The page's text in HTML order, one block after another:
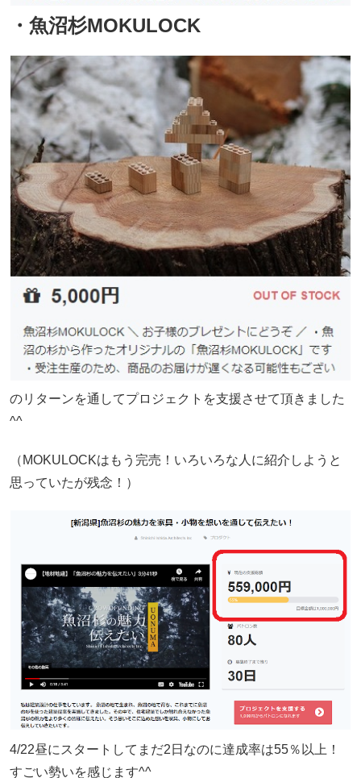
・魚沼杉MOKULOCK
のリターンを通してプロジェクトを支援させて頂きました
^^
（MOKULOCKはもう完売！いろいろな人に紹介しようと
思っていたが残念！）
4/22昼にスタートしてまだ2日なのに達成率は55％以上！
すごい勢いを感じます^^